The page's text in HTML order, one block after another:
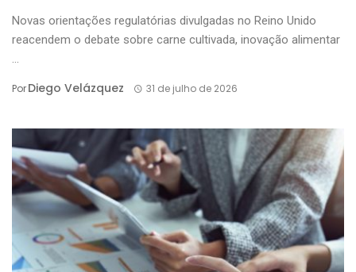
Novas orientações regulatórias divulgadas no Reino Unido
reacendem o debate sobre carne cultivada, inovação alimentar
...
PorDiego Velázquez 31 de julho de 2026